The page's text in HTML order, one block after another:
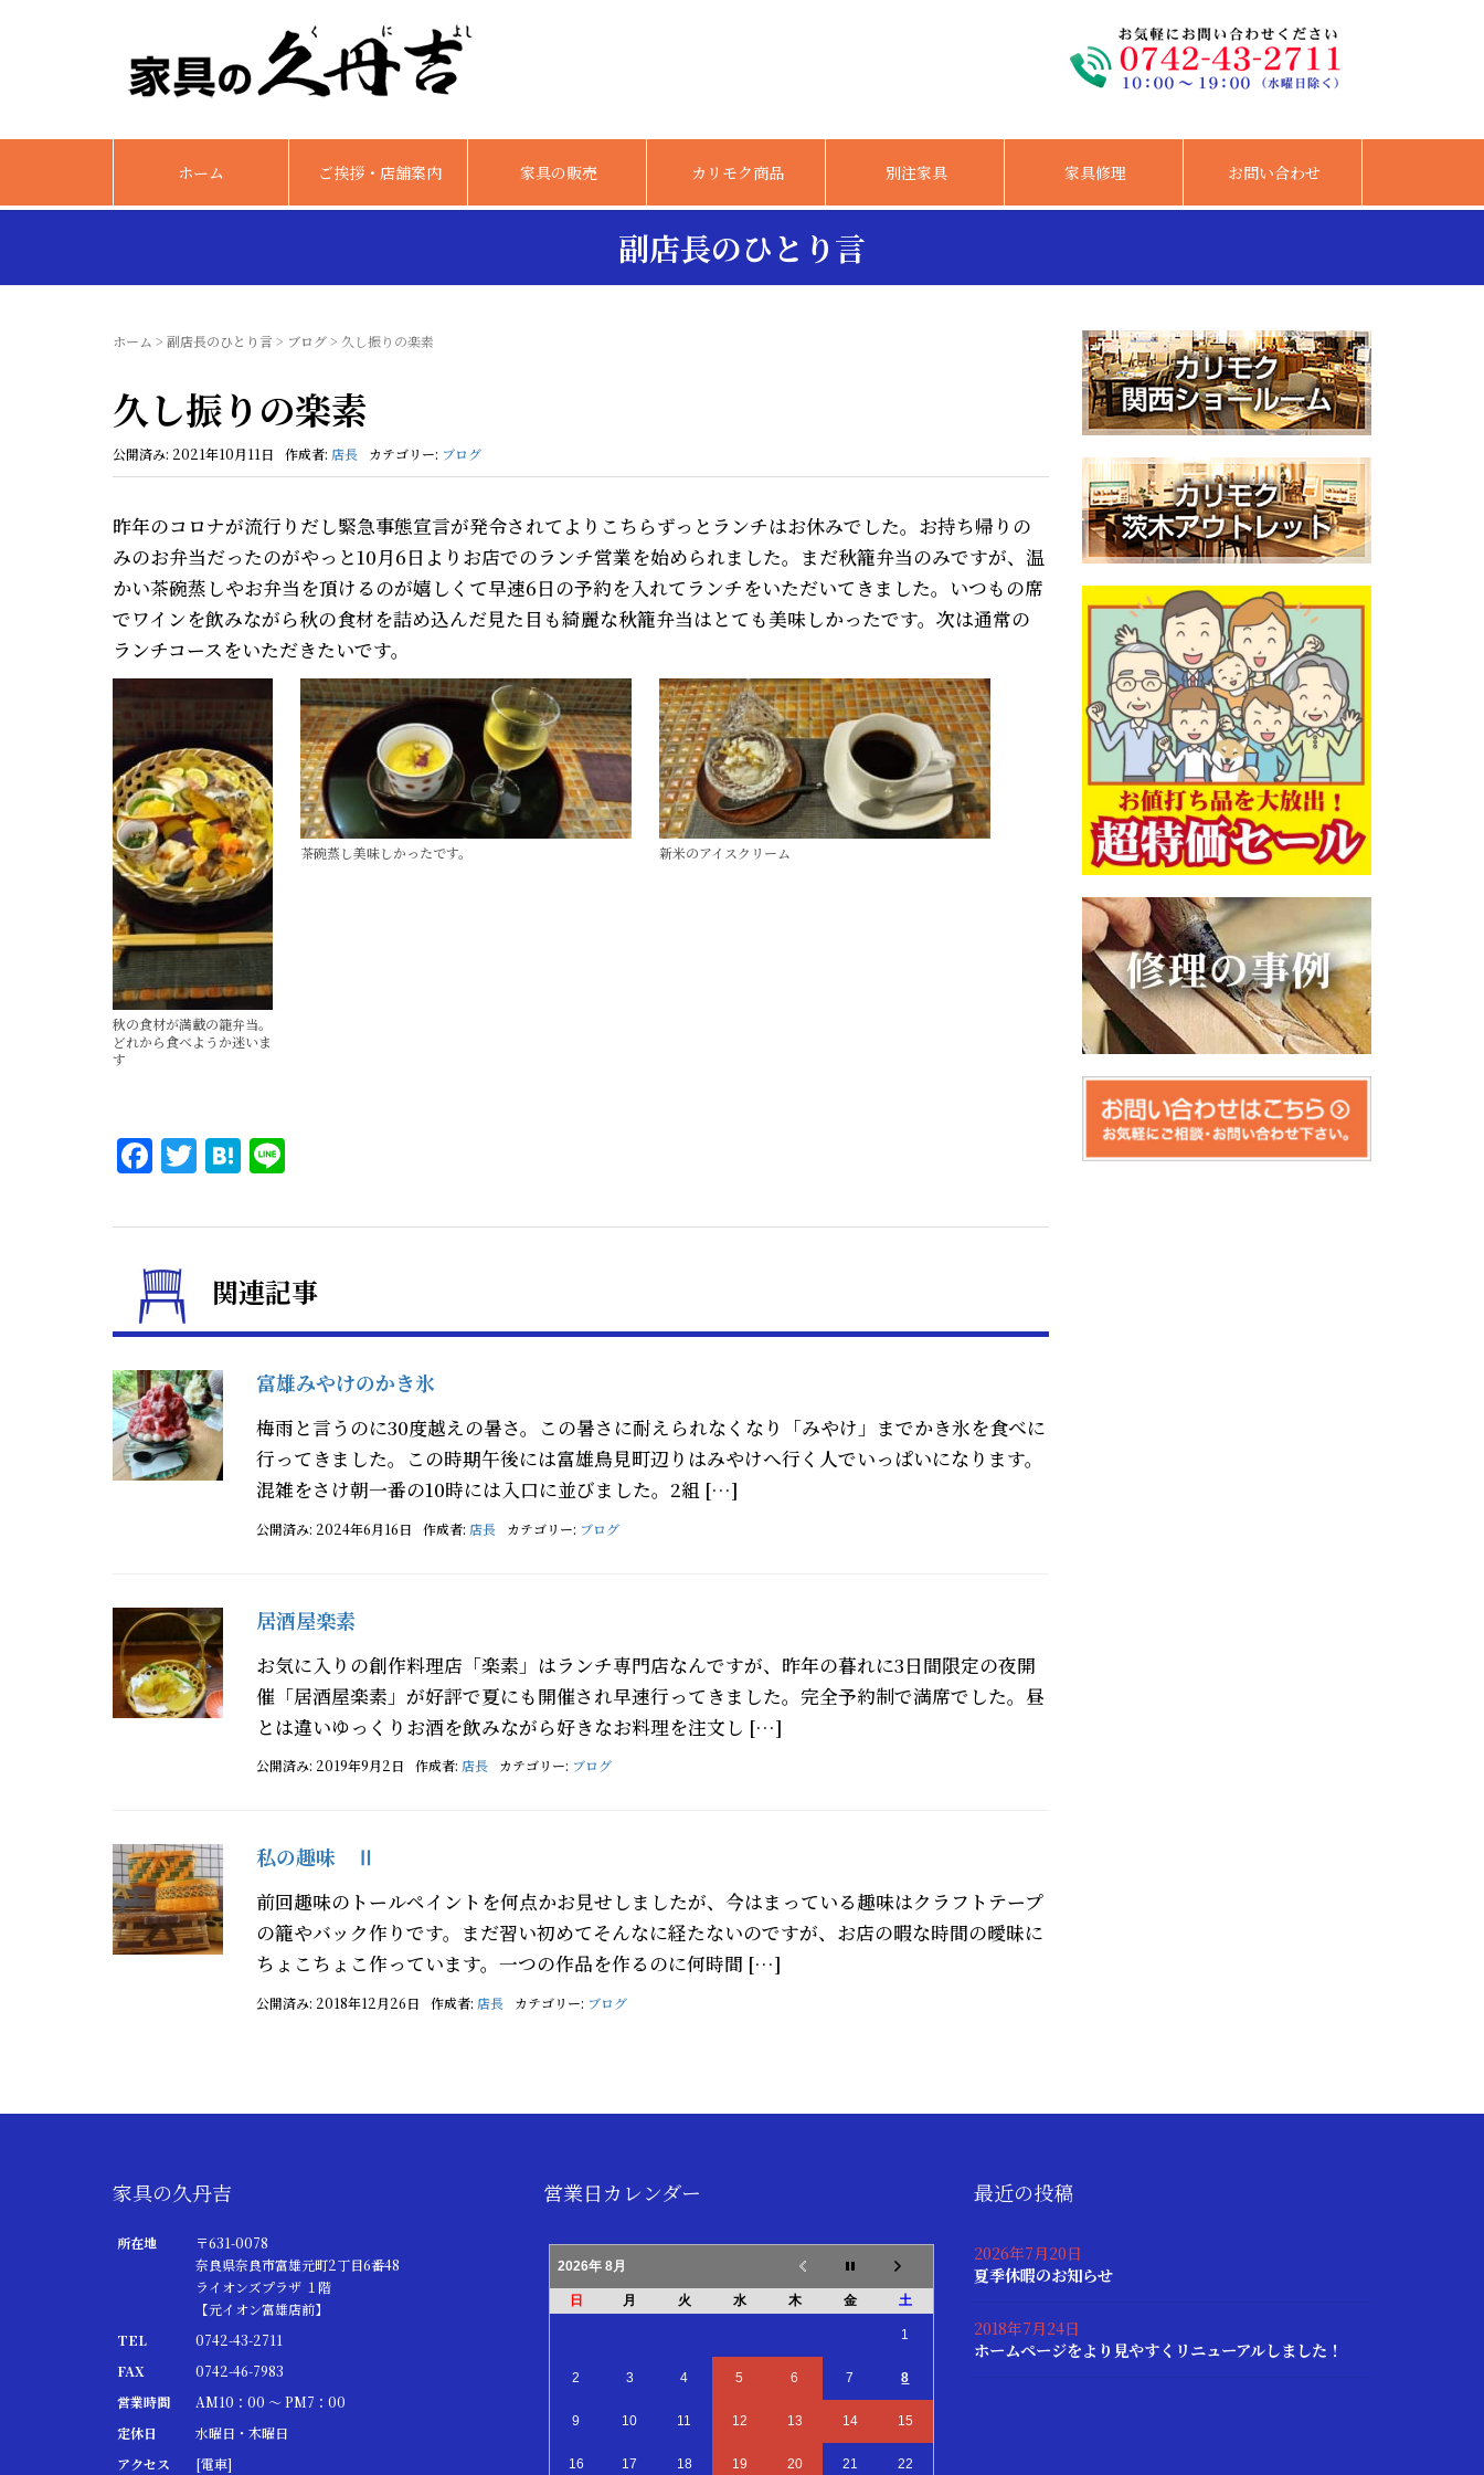
ホーム ご挨拶・店舗案内 家具の販売 カリモク商品 別注家具 家具修理 お問い合わせ
副店長のひとり言
ホーム > 副店長のひとり言> ブログ> 久し振りの楽素
久し振りの楽素
公開済み: 2021年10月11日 作成者: 店長 カテゴリー: ブログ
昨年のコロナが流行りだし緊急事態宣言が発令されてよりこちらずっとランチはお休みでした。お持ち帰りの
みのお弁当だったのがやっと10月6日よりお店でのランチ営業を始められました。まだ秋籠弁当のみですが、温
かい茶碗蒸しやお弁当を頂けるのが嬉しくて早速6日の予約を入れてランチをいただいてきました。いつもの席
でワインを飲みながら秋の食材を詰め込んだ見た目も綺麗な秋籠弁当はとても美味しかったです。次は通常の
ランチコースをいただきたいです。
秋の食材が満載の籠弁当。
どれから食べようか迷いま
す
茶碗蒸し美味しかったです。 新米のアイスクリーム
Facebook
TwitterHatena
関連記事
富雄みやけのかき氷
梅雨と言うのに30度越えの暑さ。この暑さに耐えられなくなり「みやけ」までかき氷を食べに
行ってきました。この時期午後には富雄鳥見町辺りはみやけへ行く人でいっぱいになります。
混雑をさけ朝一番の10時には入口に並びました。2組 […]
公開済み: 2024年6月16日 作成者: 店長 カテゴリー: ブログ
居酒屋楽素
お気に入りの創作料理店「楽素」はランチ専門店なんですが、昨年の暮れに3日間限定の夜開
催「居酒屋楽素」が好評で夏にも開催され早速行ってきました。完全予約制で満席でした。昼
とは違いゆっくりお酒を飲みながら好きなお料理を注文し […]
公開済み: 2019年9月2日 作成者: 店長 カテゴリー: ブログ
私の趣味 Ⅱ
前回趣味のトールペイントを何点かお見せしましたが、今はまっている趣味はクラフトテープ
の籠やバック作りです。まだ習い初めてそんなに経たないのですが、お店の暇な時間の曖昧に
ちょこちょこ作っています。一つの作品を作るのに何時間 […]
公開済み: 2018年12月26日 作成者: 店長 カテゴリー: ブログ
家具の久丹吉
所在地
〒631-0078
奈良県奈良市富雄元町2丁目6番48
ライオンズプラザ １階
【元イオン富雄店前】
TEL
0742-43-2711
FAX
0742-46-7983
営業時間
AM10：00 ～ PM7：00
定休日
水曜日・木曜日
アクセス
[電車]
営業日カレンダー
2026年 8月
日 月 火 水 木 金 土
1
2 3 4 5 6 7 8
9 10 11 12 13 14 15
16 17 18 19 20 21 22
最近の投稿
2026年7月20日
夏季休暇のお知らせ
2018年7月24日
ホームページをより見やすくリニューアルしました！